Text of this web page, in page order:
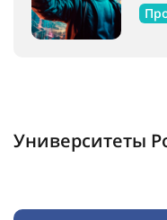
Университеты